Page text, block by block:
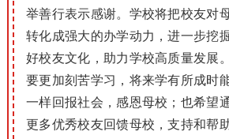
举善行表示感谢。学校将把校友对
转化成强大的办学动力，进一步挖
好校友文化，助力学校高质量发展
要更加刻苦学习，将来学有所成时
一样回报社会，感恩母校；也希望
更多优秀校友回馈母校，支持和帮